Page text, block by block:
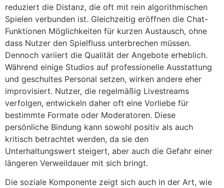
reduziert die Distanz, die oft mit rein algorithmischen
Spielen verbunden ist. Gleichzeitig eröffnen die Chat-
Funktionen Möglichkeiten für kurzen Austausch, ohne
dass Nutzer den Spielfluss unterbrechen müssen.
Dennoch variiert die Qualität der Angebote erheblich.
Während einige Studios auf professionelle Ausstattung
und geschultes Personal setzen, wirken andere eher
improvisiert. Nutzer, die regelmäßig Livestreams
verfolgen, entwickeln daher oft eine Vorliebe für
bestimmte Formate oder Moderatoren. Diese
persönliche Bindung kann sowohl positiv als auch
kritisch betrachtet werden, da sie den
Unterhaltungswert steigert, aber auch die Gefahr einer
längeren Verweildauer mit sich bringt.
Die soziale Komponente zeigt sich auch in der Art, wie